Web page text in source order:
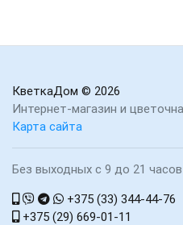
КветкаДом © 2026
Интернет-магазин и
Карта сайта
Без выходных с 9 до 21 часов
+375 (33) 344-44-76
+375 (29) 669-01-11